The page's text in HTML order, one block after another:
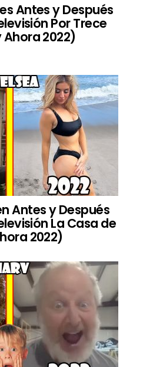
Antes y Después
Por Trece
Ahora 2022)
Antes y Después
La Casa de
2022)